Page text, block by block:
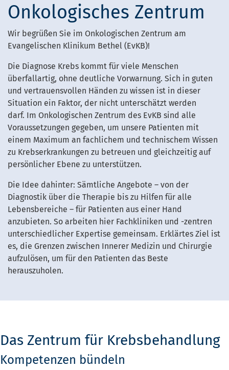
Onkologisches Zentrum
Wir begrüßen Sie im Onkologischen Zentrum am
Evangelischen Klinikum Bethel (EvKB)!
Die Diagnose Krebs kommt für viele Menschen
überfallartig, ohne deutliche Vorwarnung. Sich in guten
und vertrauensvollen Händen zu wissen ist in dieser
Situation ein Faktor, der nicht unterschätzt werden
darf. Im Onkologischen Zentrum des EvKB sind alle
Voraussetzungen gegeben, um unsere Patienten mit
einem Maximum an fachlichem und technischem Wissen
zu Krebserkrankungen zu betreuen und gleichzeitig auf
persönlicher Ebene zu unterstützen.
Die Idee dahinter: Sämtliche Angebote – von der
Diagnostik über die Therapie bis zu Hilfen für alle
Lebensbereiche – für Patienten aus einer Hand
anzubieten. So arbeiten hier Fachkliniken und -zentren
unterschiedlicher Expertise gemeinsam. Erklärtes Ziel ist
es, die Grenzen zwischen Innerer Medizin und Chirurgie
aufzulösen, um für den Patienten das Beste
herauszuholen.
Das Zentrum für Krebsbehandlung
Kompetenzen bündeln